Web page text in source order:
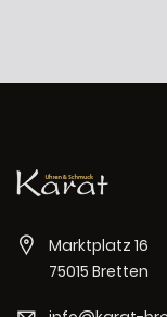
Marktplatz 16
75015 Bretten